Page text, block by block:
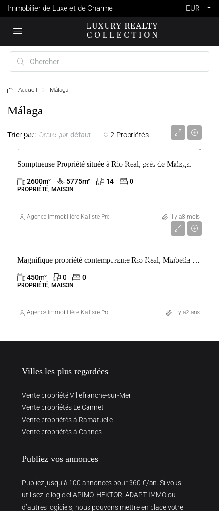
Immobilier de Luxe et de Charme EUR
Accueil Málaga
Málaga
2 Propriétés
Trier par: Ordre par défaut
VENTE ESPAGNE MÁLAGA
10 000 000 €
Somptueuse Propriété située à Río Real, près de Malaga.
2600m² 5775m² 14 0
PROPRIÉTÉ, MAISON
Agence immobilière Kalliste Properties il y a8 mois
VENTE ESPAGNE MARBELLAMagnifique propriété contemporaine Rio Real, Marbella East – Marbella
450m² 0 0
PROPRIÉTÉ, MAISON
Agence immobilière Kalliste Properties il y a2 ans
Villes les plus regardées
Vente propriété Villefranche-sur-Mer
Vente propriétés Le Cannet
Vente propriétés à Ramatuelle
Vente propriétés à Cannes
Publiez vos annonces
Publiez jusqu’à 100 annonces pour 360 €/an. Si vous
utilisez le logiciel APIMO, HEKTOR, ADAPT IMMO ou
d’autres logiciels, nous pouvons mettre en place votre